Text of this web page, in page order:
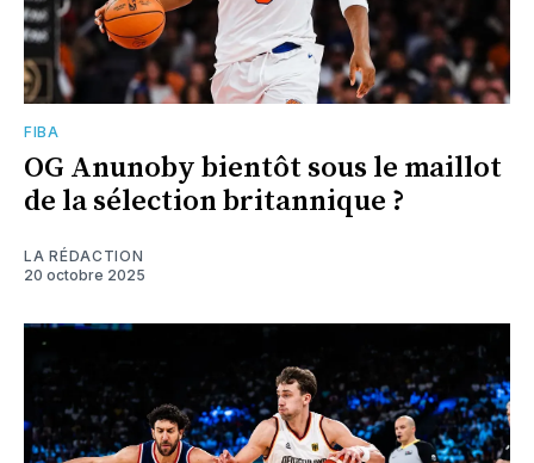
FIBA
OG Anunoby bientôt sous le maillot
de la sélection britannique ?
LA RÉDACTION
20 octobre 2025